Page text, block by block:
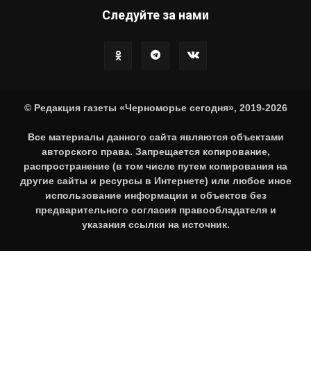
Следуйте за нами
© Редакция газеты «Черноморье сегодня», 2019-2026
Все материалы данного сайта являются объектами
авторского права. Запрещается копирование,
распространение (в том числе путем копирования на
другие сайты и ресурсы в Интернете) или любое иное
использование информации и объектов без
предварительного согласия правообладателя и
указания ссылки на источник.